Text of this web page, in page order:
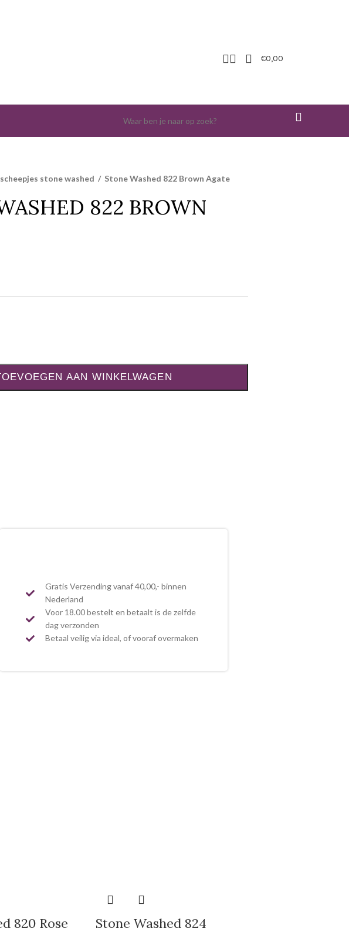
€0,00
scheepjes stone washed / Stone Washed 822 Brown Agate
822 BROWN
AAN WINKELWAGEN
Gratis Verzending vanaf 40,00,- binnen
Nederland
Voor 18.00 bestelt en betaalt is de zelfde
dag verzonden
Betaal veilig via ideal, of vooraf overmaken
820 Rose
Stone Washed 824